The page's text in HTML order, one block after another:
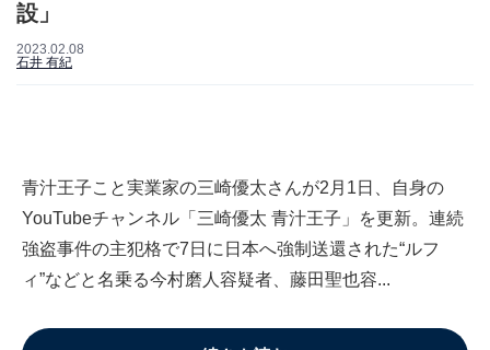
設」
2023.02.08
石井 有紀
青汁王子こと実業家の三崎優太さんが2月1日、自身の
YouTubeチャンネル「三崎優太 青汁王子」を更新。連続
強盗事件の主犯格で7日に日本へ強制送還された“ルフ
ィ”などと名乗る今村磨人容疑者、藤田聖也容...